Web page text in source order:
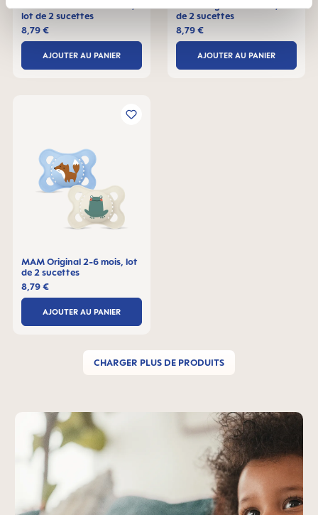
lot de 2 sucettes
8,79 €
AJOUTER AU PANIER
de 2 sucettes
8,79 €
AJOUTER AU PANIER
MAM Original 2-6 mois, lot
de 2 sucettes
8,79 €
AJOUTER AU PANIER
CHARGER PLUS DE PRODUITS
Skip MAM Teaser